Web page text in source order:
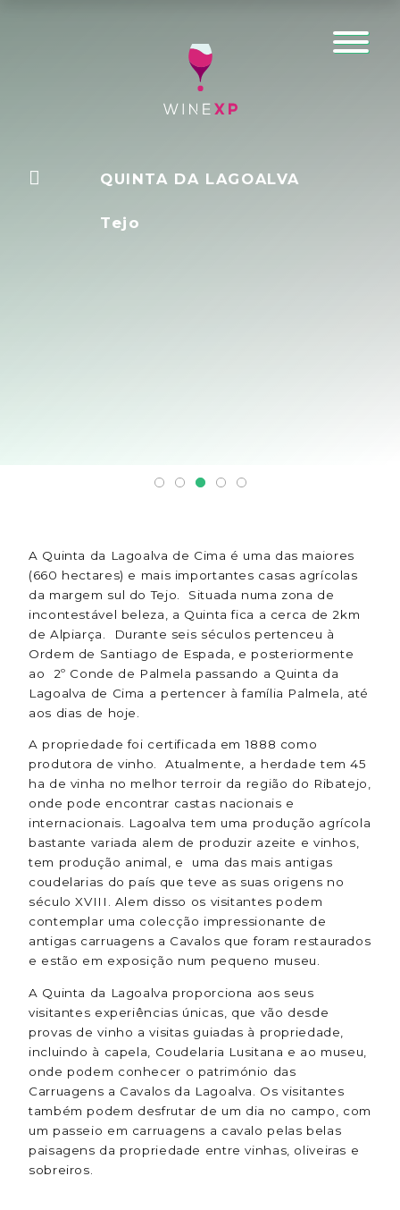
QUINTA DA LAGOALVA
Tejo
A Quinta da Lagoalva de Cima é uma das maiores
(660 hectares) e mais importantes casas agrícolas
da margem sul do Tejo. Situada numa zona de
incontestável beleza, a Quinta fica a cerca de 2km
de Alpiarça. Durante seis séculos pertenceu à
Ordem de Santiago de Espada, e posteriormente
ao 2º Conde de Palmela passando a Quinta da
Lagoalva de Cima a pertencer à família Palmela, até
aos dias de hoje.
A propriedade foi certificada em 1888 como
produtora de vinho. Atualmente, a herdade tem 45
ha de vinha no melhor terroir da região do Ribatejo,
onde pode encontrar castas nacionais e
internacionais. Lagoalva tem uma produção agrícola
bastante variada alem de produzir azeite e vinhos,
tem produção animal, e uma das mais antigas
coudelarias do país que teve as suas origens no
século XVIII. Alem disso os visitantes podem
contemplar uma colecção impressionante de
antigas carruagens a Cavalos que foram restaurados
e estão em exposição num pequeno museu.
A Quinta da Lagoalva proporciona aos seus
visitantes experiências únicas, que vão desde
provas de vinho a visitas guiadas à propriedade,
incluindo à capela, Coudelaria Lusitana e ao museu,
onde podem conhecer o património das
Carruagens a Cavalos da Lagoalva. Os visitantes
também podem desfrutar de um dia no campo, com
um passeio em carruagens a cavalo pelas belas
paisagens da propriedade entre vinhas, oliveiras e
sobreiros.